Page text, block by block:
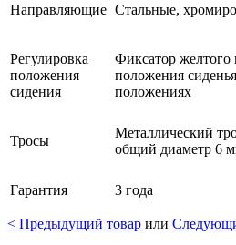
Направляющие Стальные,
Регулировка
положения
сидения
Фиксатор желтого
положения
положениях
Тросы
Металлический
общий диаметр 6
Гарантия 3 года
< Предыдущий товар или